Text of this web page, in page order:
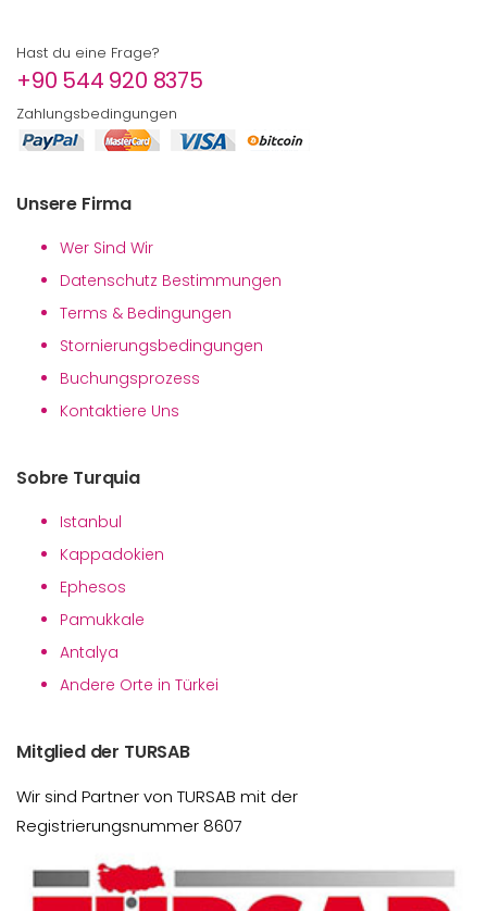
Hast du eine Frage?
+90 544 920 8375
Zahlungsbedingungen
Unsere Firma
Wer Sind Wir
Datenschutz Bestimmungen
Terms & Bedingungen
Stornierungsbedingungen
Buchungsprozess
Kontaktiere Uns
Sobre Turquia
Istanbul
Kappadokien
Ephesos
Pamukkale
Antalya
Andere Orte in Türkei
Mitglied der TURSAB
Wir sind Partner von TURSAB mit der
Registrierungsnummer 8607